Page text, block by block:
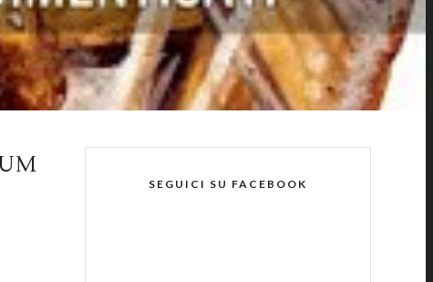
SEGUICI SU FACEBOOK